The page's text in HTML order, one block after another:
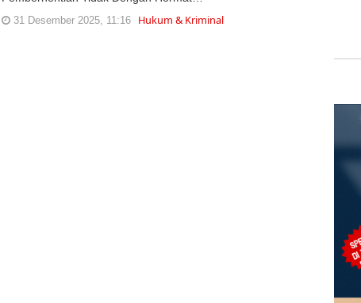
31 Desember 2025, 11:16 Hukum & Kriminal